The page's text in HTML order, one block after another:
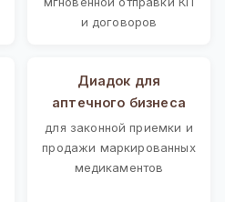
и договоров
Диадок для
аптечного бизнеса
для законной приемки и
продажи маркированных
медикаментов